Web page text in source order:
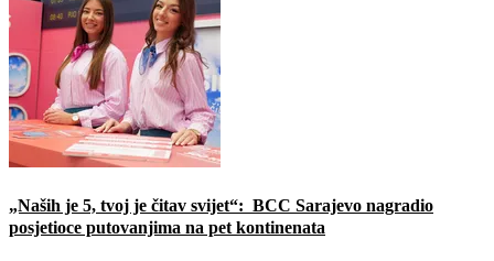
„Naših je 5, tvoj je čitav svijet“: BCC Sarajevo nagradio
posjetioce putovanjima na pet kontinenata